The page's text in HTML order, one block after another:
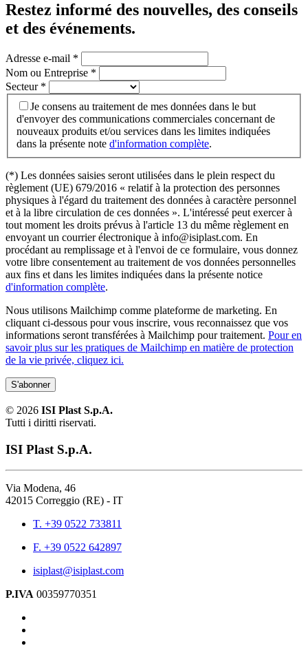
Restez informé des nouvelles, des conseils
et des événements.
Adresse e-mail *
Nom ou Entreprise *
Secteur *
Je consens au traitement de mes données dans le but
d'envoyer des communications commerciales concernant de
nouveaux produits et/ou services dans les limites indiquées
dans la présente note d'information complète.
(*) Les données saisies seront utilisées dans le plein respect du
règlement (UE) 679/2016 « relatif à la protection des personnes
physiques à l'égard du traitement des données à caractère personnel
et à la libre circulation de ces données ». L'intéressé peut exercer à
tout moment les droits prévus à l'article 13 du même règlement en
envoyant un courrier électronique à info@isiplast.com. En
procédant au remplissage et à l'envoi de ce formulaire, vous donnez
votre libre consentement au traitement de vos données personnelles
aux fins et dans les limites indiquées dans la présente notice
d'information complète.
Nous utilisons Mailchimp comme plateforme de marketing. En
cliquant ci-dessous pour vous inscrire, vous reconnaissez que vos
informations seront transférées à Mailchimp pour traitement. Pour en
savoir plus sur les pratiques de Mailchimp en matière de protection
de la vie privée, cliquez ici.
© 2026 ISI Plast S.p.A.
Tutti i diritti riservati.
ISI Plast S.p.A.
Via Modena, 46
42015 Correggio (RE) - IT
T. +39 0522 733811
F. +39 0522 642897
isiplast@isiplast.com
P.IVA 00359770351